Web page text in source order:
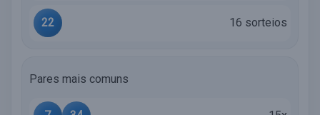
22 16 sorteios
Pares mais comuns